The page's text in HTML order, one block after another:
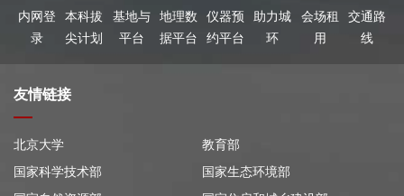
内网登
录
本科拔
尖计划
基地与
平台
地理数
据平台
仪器预
约平台
助力城
环
会场租
用
交通路
线
友情链接
北京大学
教育部
国家科学技术部
国家生态环境部